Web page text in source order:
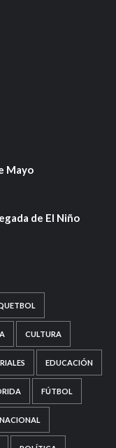
Mayo
de El Niño
CULTURA
EDUCACIÓN
FÚTBOL
NACIONAL